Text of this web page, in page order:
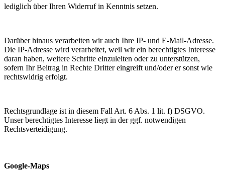
lediglich über Ihren Widerruf in Kenntnis setzen.
Darüber hinaus verarbeiten wir auch Ihre IP- und E-Mail-Adresse.
Die IP-Adresse wird verarbeitet, weil wir ein berechtigtes Interesse
daran haben, weitere Schritte einzuleiten oder zu unterstützen,
sofern Ihr Beitrag in Rechte Dritter eingreift und/oder er sonst wie
rechtswidrig erfolgt.
Rechtsgrundlage ist in diesem Fall Art. 6 Abs. 1 lit. f) DSGVO.
Unser berechtigtes Interesse liegt in der ggf. notwendigen
Rechtsverteidigung.
Google-Maps